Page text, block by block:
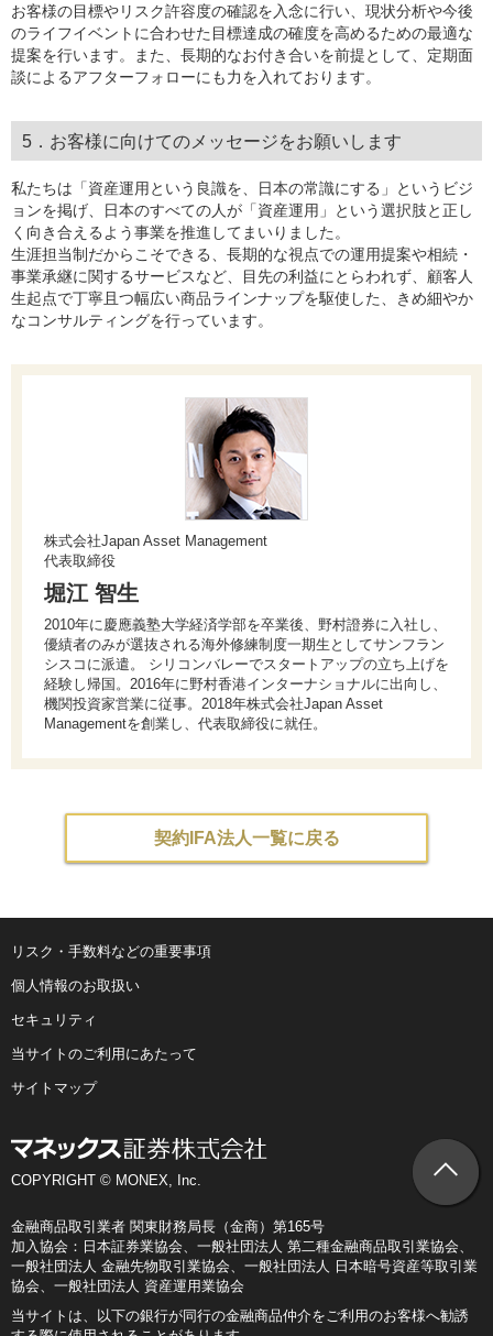
お客様の目標やリスク許容度の確認を入念に行い、現状分析や今後
のライフイベントに合わせた目標達成の確度を高めるための最適な
提案を行います。また、長期的なお付き合いを前提として、定期面
談によるアフターフォローにも力を入れております。
5．お客様に向けてのメッセージをお願いします
私たちは「資産運用という良識を、日本の常識にする」というビジ
ョンを掲げ、日本のすべての人が「資産運用」という選択肢と正し
く向き合えるよう事業を推進してまいりました。
生涯担当制だからこそできる、長期的な視点での運用提案や相続・
事業承継に関するサービスなど、目先の利益にとらわれず、顧客人
生起点で丁寧且つ幅広い商品ラインナップを駆使した、きめ細やか
なコンサルティングを行っています。
株式会社Japan Asset Management
代表取締役
堀江 智生
2010年に慶應義塾大学経済学部を卒業後、野村證券に入社し、
優績者のみが選抜される海外修練制度一期生としてサンフラン
シスコに派遣。 シリコンバレーでスタートアップの立ち上げを
経験し帰国。2016年に野村香港インターナショナルに出向し、
機関投資家営業に従事。2018年株式会社Japan Asset
Managementを創業し、代表取締役に就任。
契約IFA法人一覧に戻る
リスク・手数料などの重要事項
個人情報のお取扱い
セキュリティ
当サイトのご利用にあたって
サイトマップ
COPYRIGHT © MONEX, Inc.
金融商品取引業者 関東財務局長（金商）第165号
加入協会：日本証券業協会、一般社団法人 第二種金融商品取引業協会、
一般社団法人 金融先物取引業協会、一般社団法人 日本暗号資産等取引業
協会、一般社団法人 資産運用業協会
当サイトは、以下の銀行が同行の金融商品仲介をご利用のお客様へ勧誘